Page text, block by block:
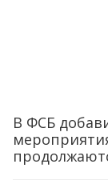
В ФСБ